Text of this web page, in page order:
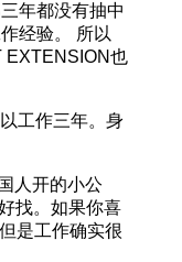
年都没有抽中
经验。 所以
EXTENSION也
工作三年。身
人开的小公
找。如果你喜
是工作确实很